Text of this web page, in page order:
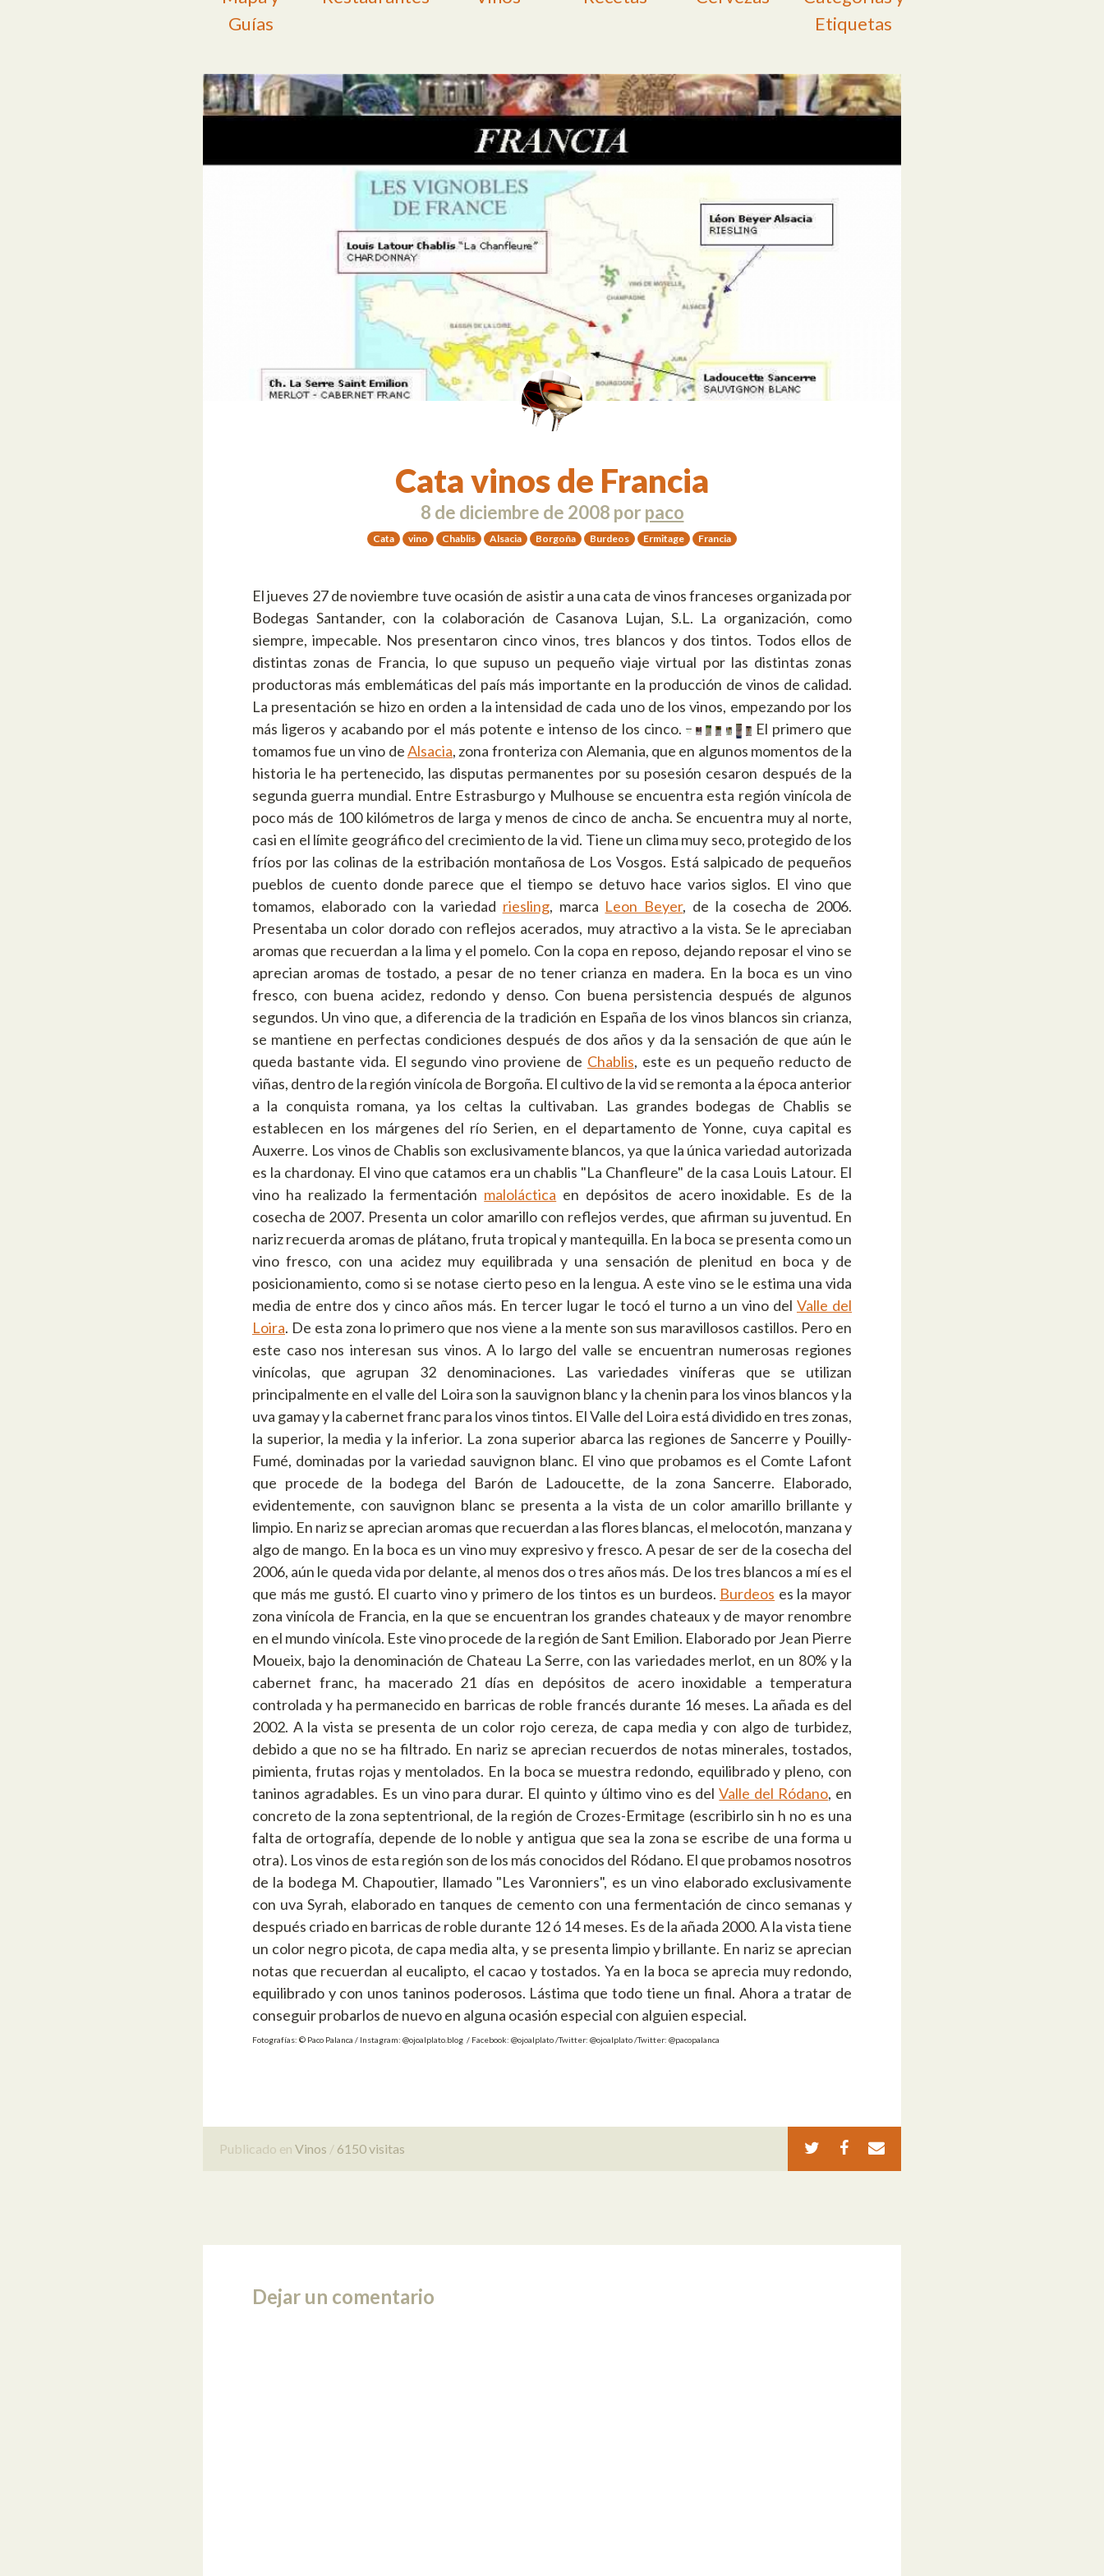
Guías
Etiquetas
Cata vinos de Francia
8 de diciembre de 2008 por paco
Cata vino Chablis Alsacia Borgoña Burdeos Ermitage Francia
El jueves 27 de noviembre tuve ocasión de asistir a una cata de vinos franceses organizada por
Bodegas Santander, con la colaboración de Casanova Lujan, S.L. La organización, como
siempre, impecable. Nos presentaron cinco vinos, tres blancos y dos tintos. Todos ellos de
distintas zonas de Francia, lo que supuso un pequeño viaje virtual por las distintas zonas
productoras más emblemáticas del país más importante en la producción de vinos de calidad.
La presentación se hizo en orden a la intensidad de cada uno de los vinos, empezando por los
más ligeros y acabando por el más potente e intenso de los cinco.
El primero que
tomamos fue un vino deAlsacia, zona fronteriza con Alemania, que en algunos momentos de la
historia le ha pertenecido, las disputas permanentes por su posesión cesaron después de la
segunda guerra mundial. Entre Estrasburgo y Mulhouse se encuentra esta región vinícola de
poco más de 100 kilómetros de larga y menos de cinco de ancha. Se encuentra muy al norte,
casi en el límite geográfico del crecimiento de la vid. Tiene un clima muy seco, protegido de los
fríos por las colinas de la estribación montañosa de Los Vosgos. Está salpicado de pequeños
pueblos de cuento donde parece que el tiempo se detuvo hace varios siglos. El vino que
tomamos, elaborado con la variedad riesling, marca Leon Beyer, de la cosecha de 2006.
Presentaba un color dorado con reflejos acerados, muy atractivo a la vista. Se le apreciaban
aromas que recuerdan a la lima y el pomelo. Con la copa en reposo, dejando reposar el vino se
aprecian aromas de tostado, a pesar de no tener crianza en madera. En la boca es un vino
fresco, con buena acidez, redondo y denso. Con buena persistencia después de algunos
segundos. Un vino que, a diferencia de la tradición en España de los vinos blancos sin crianza,
se mantiene en perfectas condiciones después de dos años y da la sensación de que aún le
queda bastante vida. El segundo vino proviene de Chablis, este es un pequeño reducto de
viñas, dentro de la región vinícola de Borgoña. El cultivo de la vid se remonta a la época anterior
a la conquista romana, ya los celtas la cultivaban. Las grandes bodegas de Chablis se
establecen en los márgenes del río Serien, en el departamento de Yonne, cuya capital es
Auxerre. Los vinos de Chablis son exclusivamente blancos, ya que la única variedad autorizada
es la chardonay. El vino que catamos era un chablis "La Chanfleure" de la casa Louis Latour. El
vino ha realizado la fermentación maloláctica en depósitos de acero inoxidable. Es de la
cosecha de 2007. Presenta un color amarillo con reflejos verdes, que afirman su juventud. En
nariz recuerda aromas de plátano, fruta tropical y mantequilla. En la boca se presenta como un
vino fresco, con una acidez muy equilibrada y una sensación de plenitud en boca y de
posicionamiento, como si se notase cierto peso en la lengua. A este vino se le estima una vida
media de entre dos y cinco años más. En tercer lugar le tocó el turno a un vino del Valle del
Loira. De esta zona lo primero que nos viene a la mente son sus maravillosos castillos. Pero en
este caso nos interesan sus vinos. A lo largo del valle se encuentran numerosas regiones
vinícolas, que agrupan 32 denominaciones. Las variedades viníferas que se utilizan
principalmente en el valle del Loira son la sauvignon blanc y la chenin para los vinos blancos y la
uva gamay y la cabernet franc para los vinos tintos. El Valle del Loira está dividido en tres zonas,
la superior, la media y la inferior. La zona superior abarca las regiones de Sancerre y Pouilly-
Fumé, dominadas por la variedad sauvignon blanc. El vino que probamos es el Comte Lafont
que procede de la bodega del Barón de Ladoucette, de la zona Sancerre. Elaborado,
evidentemente, con sauvignon blanc se presenta a la vista de un color amarillo brillante y
limpio. En nariz se aprecian aromas que recuerdan a las flores blancas, el melocotón, manzana y
algo de mango. En la boca es un vino muy expresivo y fresco. A pesar de ser de la cosecha del
2006, aún le queda vida por delante, al menos dos o tres años más. De los tres blancos a mí es el
que más me gustó. El cuarto vino y primero de los tintos es un burdeos. Burdeos es la mayor
zona vinícola de Francia, en la que se encuentran los grandes chateaux y de mayor renombre
en el mundo vinícola. Este vino procede de la región de Sant Emilion. Elaborado por Jean Pierre
Moueix, bajo la denominación de Chateau La Serre, con las variedades merlot, en un 80% y la
cabernet franc, ha macerado 21 días en depósitos de acero inoxidable a temperatura
controlada y ha permanecido en barricas de roble francés durante 16 meses. La añada es del
2002. A la vista se presenta de un color rojo cereza, de capa media y con algo de turbidez,
debido a que no se ha filtrado. En nariz se aprecian recuerdos de notas minerales, tostados,
pimienta, frutas rojas y mentolados. En la boca se muestra redondo, equilibrado y pleno, con
taninos agradables. Es un vino para durar. El quinto y último vino es delValle del Ródano, en
concreto de la zona septentrional, de la región de Crozes-Ermitage (escribirlo sin h no es una
falta de ortografía, depende de lo noble y antigua que sea la zona se escribe de una forma u
otra). Los vinos de esta región son de los más conocidos del Ródano. El que probamos nosotros
de la bodega M. Chapoutier, llamado "Les Varonniers", es un vino elaborado exclusivamente
con uva Syrah, elaborado en tanques de cemento con una fermentación de cinco semanas y
después criado en barricas de roble durante 12 ó 14 meses. Es de la añada 2000. A la vista tiene
un color negro picota, de capa media alta, y se presenta limpio y brillante. En nariz se aprecian
notas que recuerdan al eucalipto, el cacao y tostados. Ya en la boca se aprecia muy redondo,
equilibrado y con unos taninos poderosos. Lástima que todo tiene un final. Ahora a tratar de
conseguir probarlos de nuevo en alguna ocasión especial con alguien especial.
Fotografías: © Paco Palanca / Instagram: @ojoalplato.blog / Facebook: @ojoalplato /Twitter: @ojoalplato /Twitter: @pacopalanca
Publicado en Vinos 6150 visitas
Dejar un comentario